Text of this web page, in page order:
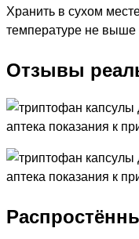
Хранить в сухом
температуре не выше
Отзывы